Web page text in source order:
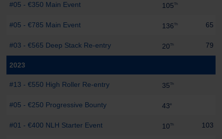
#05 - €350 Main Event 105Th
#05 - €785 Main Event 136Th 65
#03 - €565 Deep Stack Re-entry 20Th 79
2023
#13 - €550 High Roller Re-entry 35Th
#05 - €250 Progressive Bounty 43e
#01 - €400 NLH Starter Event 10Th 103